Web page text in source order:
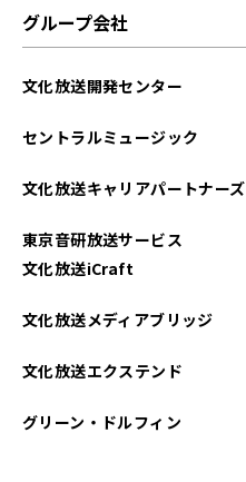
2022年09月
2022年04月
2022年03月
2022年02月
グループ会社
文化放送開発センター
セントラルミュージック
文化放送キャリアパートナーズ
東京音研放送サービス
文化放送iCraft
文化放送メディアブリッジ
文化放送エクステンド
グリーン・ドルフィン